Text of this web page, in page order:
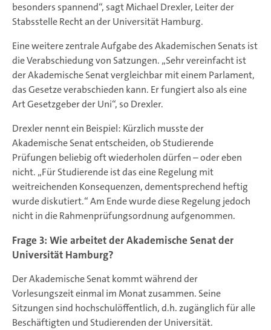
besonders spannend“, sagt Michael Drexler, Leiter der
Stabsstelle Recht an der Universität Hamburg.
Eine weitere zentrale Aufgabe des Akademischen Senats ist
die Verabschiedung von Satzungen. „Sehr vereinfacht ist
der Akademische Senat vergleichbar mit einem Parlament,
das Gesetze verabschieden kann. Er fungiert also als eine
Art Gesetzgeber der Uni“, so Drexler.
Drexler nennt ein Beispiel: Kürzlich musste der
Akademische Senat entscheiden, ob Studierende
Prüfungen beliebig oft wiederholen dürfen – oder eben
nicht. „Für Studierende ist das eine Regelung mit
weitreichenden Konsequenzen, dementsprechend heftig
wurde diskutiert.“ Am Ende wurde diese Regelung jedoch
nicht in die Rahmenprüfungsordnung aufgenommen.
Frage 3: Wie arbeitet der Akademische Senat der
Universität Hamburg?
Der Akademische Senat kommt während der
Vorlesungszeit einmal im Monat zusammen. Seine
Sitzungen sind hochschulöffentlich, d.h. zugänglich für alle
Beschäftigten und Studierenden der Universität.